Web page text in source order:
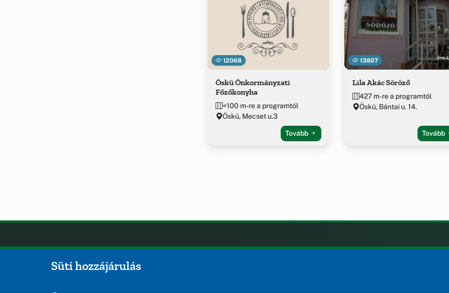
12068
Öskü Önkormányzati
Főzőkonyha
<100 m-re a programtól
Öskü, Mecset u.3
Tovább
13807
Lila Akác Söröző
427 m-re a programtól
Öskü, Bántai u. 14.
Tovább
Öskü önkormányzatának hivatalos
OLDALAK KIEGÉSZÍTÉS
Süti hozzájárulás